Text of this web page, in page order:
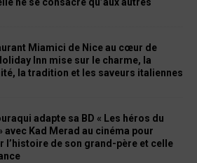
Miamici de Nice au cœur de
Inn mise sur le charme, la
la tradition et les saveurs italiennes
adapte sa BD « Les héros du
avec Kad Merad au cinéma pour
l’histoire de son grand-père et celle